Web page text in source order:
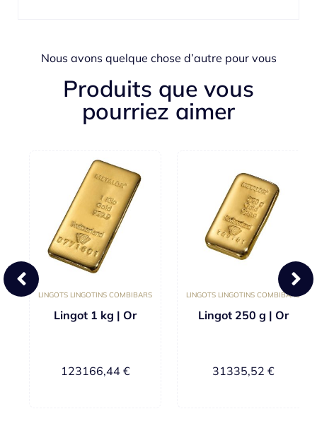
Nous avons quelque chose d’autre pour vous
Produits que vous
pourriez aimer
LINGOTS LINGOTINS COMBIBARS
Lingot 1 kg | Or
123166,44 €
LINGOTS LINGOTINS COMBIBARS
Lingot 250 g | Or
31335,52 €